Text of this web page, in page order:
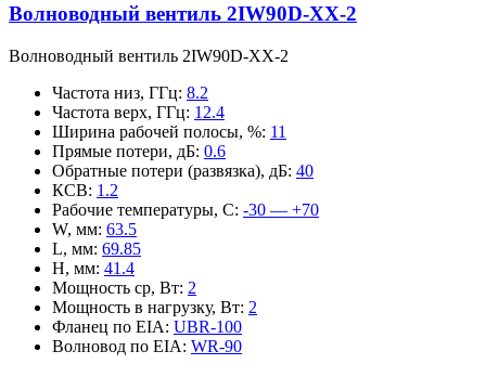
Волноводный вентиль 2IW90D-XX-2
Волноводный вентиль 2IW90D-XX-2
Частота низ, ГГц: 8.2
Частота верх, ГГц: 12.4
Ширина рабочей полосы, %: 11
Прямые потери, дБ: 0.6
Обратные потери (развязка), дБ: 40
КСВ: 1.2
Рабочие температуры, С: -30 — +70
W, мм: 63.5
L, мм: 69.85
H, мм: 41.4
Мощность ср, Вт: 2
Мощность в нагрузку, Вт: 2
Фланец по EIA: UBR-100
Волновод по EIA: WR-90